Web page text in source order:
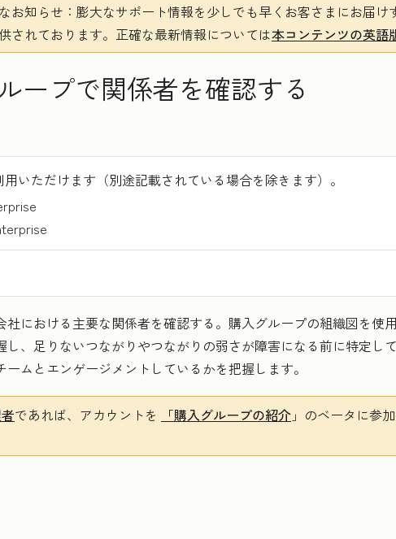
お知らせ ：膨大なサポート情報を少しでも早くお客さまにお届
されております。 正確な最新情報については本コンテンツの英語
ープで関係者を確認する
用いただけます（別途記載されている場合を除きます）。
における主要な関係者を確認する。購入グループの組織図を使用
し、足りないつながりやつながりの弱さが障害になる前に特定し
ムとエンゲージメントしているかを把握します。
であれば、アカウントを 「購入グループの紹介 」のベータに参